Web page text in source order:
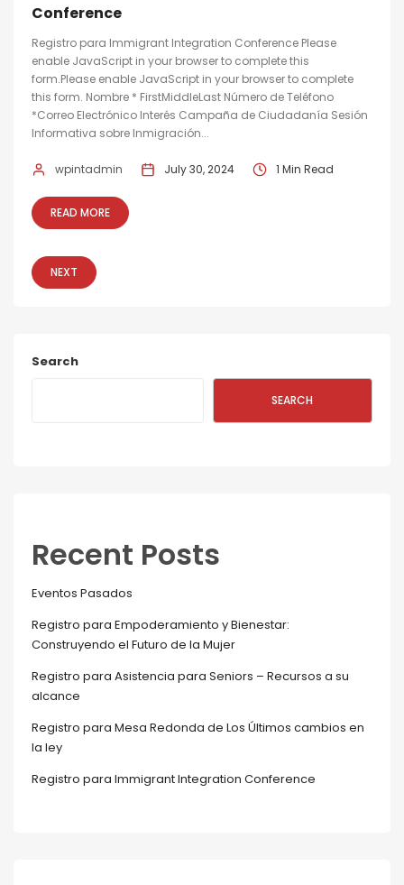
Conference
Registro para Immigrant Integration Conference Please
enable JavaScript in your browser to complete this
form.Please enable JavaScript in your browser to complete
this form. Nombre * FirstMiddleLast Número de Teléfono
*Correo Electrónico Interés Campaña de Ciudadanía Sesión
Informativa sobre Inmigración...
wpintadmin July 30, 2024 1 Min Read
READ MORE
NEXT
Search
SEARCH
Recent Posts
Eventos Pasados
Registro para Empoderamiento y Bienestar:
Construyendo el Futuro de la Mujer
Registro para Asistencia para Seniors – Recursos a su
alcance
Registro para Mesa Redonda de Los Últimos cambios en
la ley
Registro para Immigrant Integration Conference